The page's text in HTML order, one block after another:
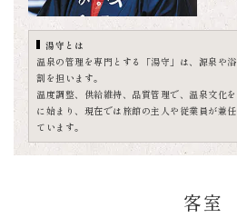
湯守とは
温泉の管理を専門とする「湯守」は、源泉や
割を担います。
温度調整、供給維持、品質管理で、温泉文化
に始まり、現在では旅館の主人や従業員が兼
ています。
客室